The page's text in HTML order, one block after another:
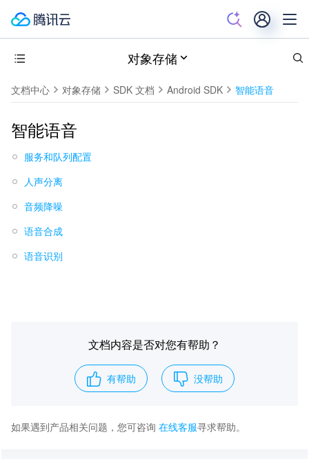
对象存储
文档中心 对象存储 SDK 文档 Android SDK 智能语音
智能语音
服务和队列配置
人声分离
音频降噪
语音合成
语音识别
文档内容是否对您有帮助？
有帮助 没帮助
如果遇到产品相关问题，您可咨询 在线客服寻求帮助。